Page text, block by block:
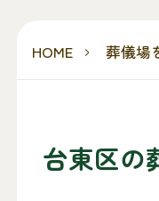
HOME 葬儀場
台東区の